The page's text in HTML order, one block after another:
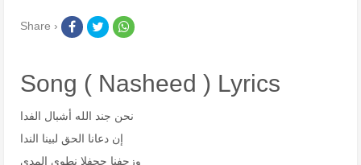
Share ›
Song ( Nasheed ) Lyrics
نحن جند الله أشبال الفدا
إن دعانا الحق لبينا الندا
وزحفنا جحفلا نطوي المدى